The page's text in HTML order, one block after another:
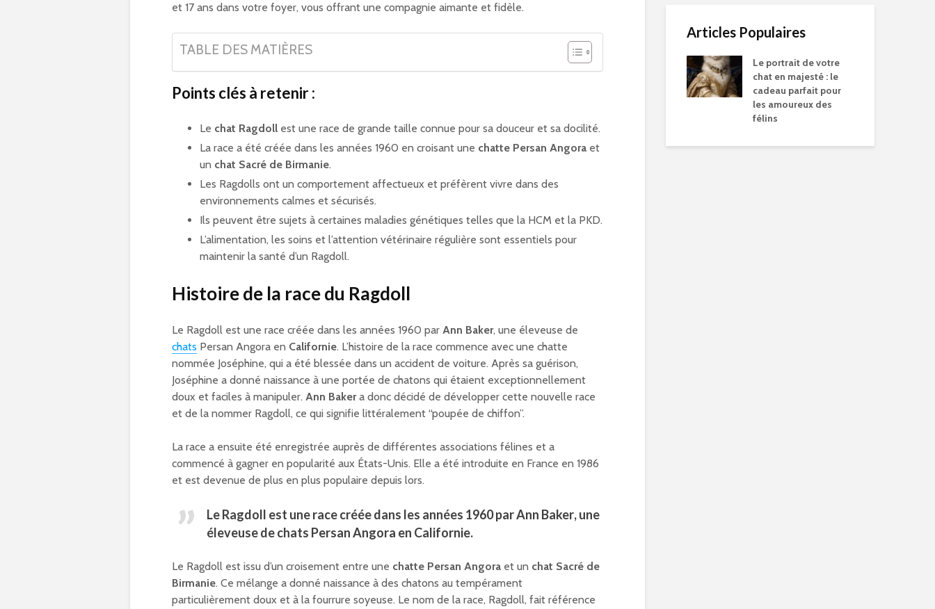
et 17 ans dans votre foyer, vous offrant une compagnie aimante et fidèle.
TABLE DES MATIÈRES
Points clés à retenir :
Le chat Ragdoll est une race de grande taille connue pour sa douceur et sa docilité.
La race a été créée dans les années 1960 en croisant une chatte Persan Angora et
un chat Sacré de Birmanie.
Les Ragdolls ont un comportement affectueux et préfèrent vivre dans des
environnements calmes et sécurisés.
Ils peuvent être sujets à certaines maladies génétiques telles que la HCM et la PKD.
L’alimentation, les soins et l’attention vétérinaire régulière sont essentiels pour
maintenir la santé d’un Ragdoll.
Histoire de la race du Ragdoll
Le Ragdoll est une race créée dans les années 1960 par Ann Baker, une éleveuse de
chats Persan Angora en Californie. L’histoire de la race commence avec une chatte
nommée Joséphine, qui a été blessée dans un accident de voiture. Après sa guérison,
Joséphine a donné naissance à une portée de chatons qui étaient exceptionnellement
doux et faciles à manipuler. Ann Bakera donc décidé de développer cette nouvelle race
et de la nommer Ragdoll, ce qui signifie littéralement “poupée de chiffon”.
La race a ensuite été enregistrée auprès de différentes associations félines et a
commencé à gagner en popularité aux États-Unis. Elle a été introduite en France en 1986
et est devenue de plus en plus populaire depuis lors.
Le Ragdoll est une race créée dans les années 1960 parAnn Baker, une
éleveuse de chats Persan Angora en Californie.
Le Ragdoll est issu d’un croisement entre une chatte Persan Angora et un chat Sacré de
Birmanie. Ce mélange a donné naissance à des chatons au tempérament
particulièrement doux et à la fourrure soyeuse. Le nom de la race, Ragdoll, fait référence
Articles Populaires
Le portrait de votre
chat en majesté : le
cadeau parfait pour
les amoureux des
félins